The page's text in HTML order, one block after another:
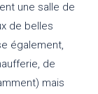
une salle de
de belles
également,
de
mais